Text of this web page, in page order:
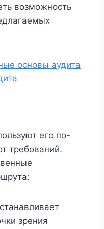
возможность
основы аудита
его по-
требований.
зрения